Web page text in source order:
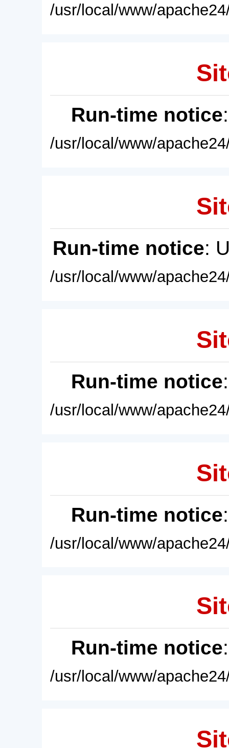
/usr/local/www/
Run-time notice
/usr/local/www/
Run-time notice:
/usr/local/www/
Run-time notice
/usr/local/www/
Run-time notice
/usr/local/www/
Run-time notice
/usr/local/www/